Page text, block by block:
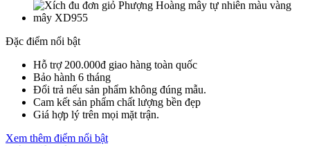
Đặc điểm nổi bật
Hỗ trợ 200.000đ giao hàng toàn quốc
Bảo hành 6 tháng
Đổi trả nếu sản phẩm không đúng mẫu.
Cam kết sản phẩm chất lượng bền đẹp
Giá hợp lý trên mọi mặt trận.
Xem thêm điểm nổi bật